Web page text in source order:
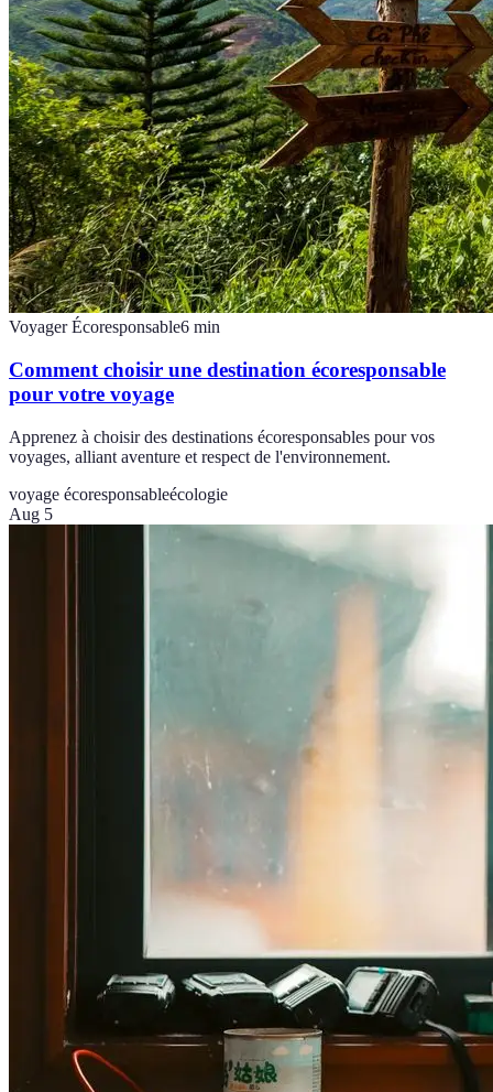
Voyager Écoresponsable6 min
Comment choisir une destination écoresponsable
pour votre voyage
Apprenez à choisir des destinations écoresponsables pour vos
voyages, alliant aventure et respect de l'environnement.
voyage écoresponsableécologie
Aug 5